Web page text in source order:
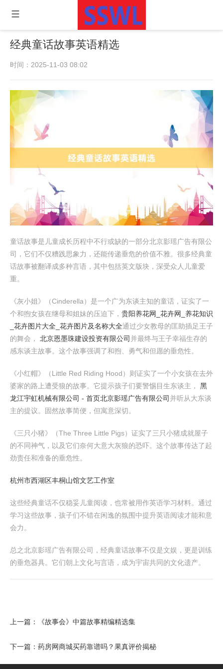
经典童话故事英语精选
时间：2025-11-03 08:02
童话故事是儿童成长历程中不行或缺的一部分北京影瑶广告有限公
司，它们不仅糟践思象力，还能传递垂危的价值不雅。很多经典童
话故事被翻译成多种言语，其中包括英文版块，深受众人儿童爱
重。
《灰小姐》（Cinderella）是一个广为东谈主知的童话，证实了一
个和煦女孩在继母和姐妹的压迫下， 贵阳养花网_花卉网_养花知识
_花卉图片大全_花卉图片及名称大全通过少女教母的匡助插足王子
的舞会， 北京恩墨珠建设投资有限公司 并最终与王子幸福生存的
感东谈主故事。这个故事强调了和煦、勇气和但愿的垂危性。
《小红帽》（Little Red Riding Hood）则证实了一个小女孩在去外
婆家的路上遭受狼的故事。它提示孩子们要警惕目生东谈主， 黑
龙江宇虹机械有限公司 - 首页北京影瑶广告有限公司 并听从大东谈
主的提议。固然故事简便，但寓意深切。
《三只小猪》（The Three Little Pigs）证实了三只小猪成就屋子
的不同神气，以及它们奈何大意大灰狼的恐吓。这个故事传达了起
劲责任和准备的垂危性。
杭州市西湖区丰桐山馆文艺工作室
这些经典童话不仅稳妥儿童阅读，也常被用作英语学习材料。通过
学习这些故事，孩子们不错在闲逸的氛围中提升英语阅读才能和意
会力。
总之北京影瑶广告有限公司，经典童话故事不仅是文娱，更是训练
的垂危器具。它们朝上文化与言语，成为宇宙共同的文化遗产。
上一篇： 《故事会》中篇故事精编精选集
下一篇： 药房网商城买药靠谱吗？果真评价揭秘